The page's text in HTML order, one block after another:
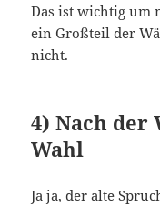
Das ist wichtig um
ein Großteil der
nicht.
4) Nach der
Wahl
Ja ja, der alte